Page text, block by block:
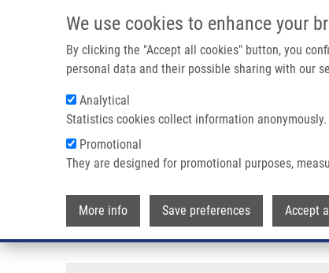
We use cookies to enhance your
By clicking the "Accept all cookies" button, you
personal data and their possible sharing with our
Analytical
Statistics cookies collect information
Promotional
They are designed for promotional purposes,
More info Save preferences Accept
Drobečková navigace
Domů Synthesis And Cytotoxic And Antiviral Profiling Of
Synthesis and Cytotoxic and
Ribonucleosides